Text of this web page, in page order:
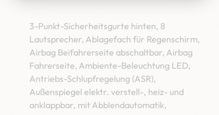
3-Punkt-Sicherheitsgurte hinten, 8
Lautsprecher, Ablagefach für Regenschirm,
Airbag Beifahrerseite abschaltbar, Airbag
Fahrerseite, Ambiente-Beleuchtung LED,
Antriebs-Schlupfregelung (ASR),
Außenspiegel elektr. verstell-, heiz- und
anklappbar, mit Abblendautomatik,